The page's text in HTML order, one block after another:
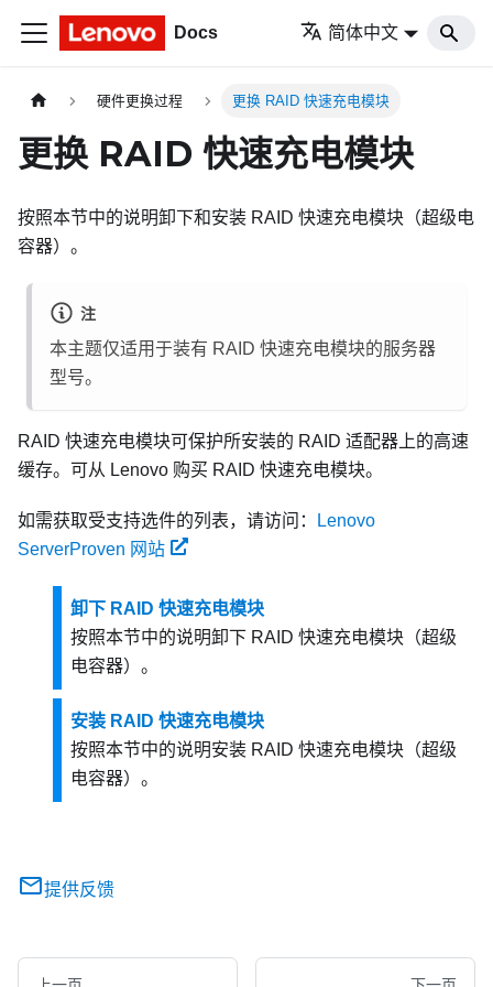
Docs 简体中文
硬件更换过程 更换 RAID 快速充电模块
更换 RAID 快速充电模块
按照本节中的说明卸下和安装 RAID 快速充电模块（超级电
容器）。
注
本主题仅适用于装有 RAID 快速充电模块的服务器
型号。
RAID 快速充电模块可保护所安装的 RAID 适配器上的高速
缓存。可从 Lenovo 购买 RAID 快速充电模块。
如需获取受支持选件的列表，请访问：
Lenovo
ServerProven 网站
卸下 RAID 快速充电模块
按照本节中的说明卸下 RAID 快速充电模块（超级
电容器）。
安装 RAID 快速充电模块
按照本节中的说明安装 RAID 快速充电模块（超级
电容器）。
提供反馈